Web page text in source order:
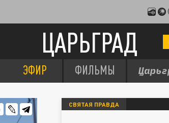
ЦАРЬГРАД
ЭФИР ФИЛЬМЫ
СВЯТАЯ ПРАВДА